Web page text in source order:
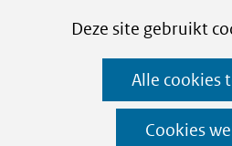
CookiesDeze site gebruikt
Alle cookies
Cookies